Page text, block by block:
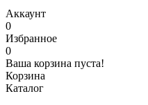
Аккаунт
0
Избранное
0
Ваша корзина пуста!
Корзина
Каталог